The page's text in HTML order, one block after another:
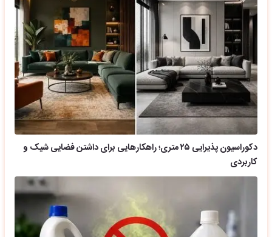
دکوراسیون پذیرایی ۲۵ متری؛ راهکارهایی برای داشتن فضایی شیک و
کاربردی